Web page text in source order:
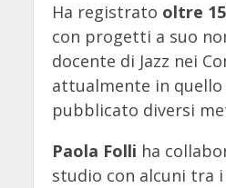
Ha registrato oltre
con progetti a suo
docente di Jazz nei
attualmente in quello
pubblicato diversi
Paola Folli ha
studio con alcuni tra